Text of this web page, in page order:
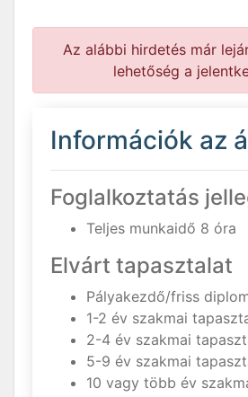
Az alábbi hirdetés már
lehetőség a
Információk az
Foglalkoztatás
Teljes munkaidő 8 óra
Elvárt tapasztalat
Pályakezdő/friss
1-2 év szakmai
2-4 év szakmai
5-9 év szakmai
10 vagy több év